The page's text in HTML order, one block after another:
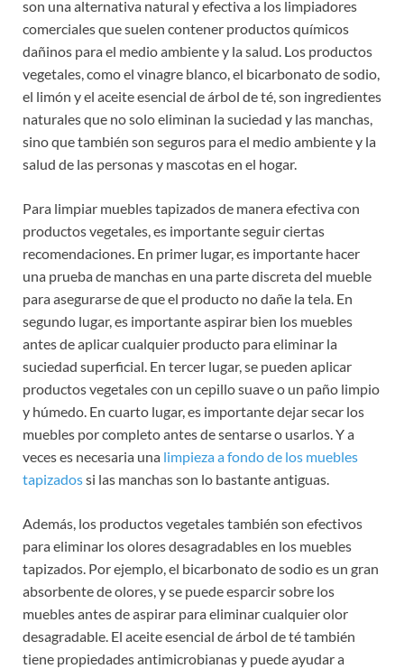
son una alternativa natural y efectiva a los limpiadores
comerciales que suelen contener productos químicos
dañinos para el medio ambiente y la salud. Los productos
vegetales, como el vinagre blanco, el bicarbonato de sodio,
el limón y el aceite esencial de árbol de té, son ingredientes
naturales que no solo eliminan la suciedad y las manchas,
sino que también son seguros para el medio ambiente y la
salud de las personas y mascotas en el hogar.
Para limpiar muebles tapizados de manera efectiva con
productos vegetales, es importante seguir ciertas
recomendaciones. En primer lugar, es importante hacer
una prueba de manchas en una parte discreta del mueble
para asegurarse de que el producto no dañe la tela. En
segundo lugar, es importante aspirar bien los muebles
antes de aplicar cualquier producto para eliminar la
suciedad superficial. En tercer lugar, se pueden aplicar
productos vegetales con un cepillo suave o un paño limpio
y húmedo. En cuarto lugar, es importante dejar secar los
muebles por completo antes de sentarse o usarlos. Y a
veces es necesaria una limpieza a fondo de los muebles
tapizadossi las manchas son lo bastante antiguas.
Además, los productos vegetales también son efectivos
para eliminar los olores desagradables en los muebles
tapizados. Por ejemplo, el bicarbonato de sodio es un gran
absorbente de olores, y se puede esparcir sobre los
muebles antes de aspirar para eliminar cualquier olor
desagradable. El aceite esencial de árbol de té también
tiene propiedades antimicrobianas y puede ayudar a